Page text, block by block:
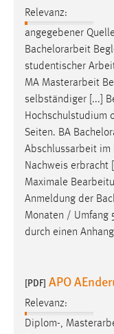
Relevanz:
angegebener
Bachelorarbeit
studentischer
MA Masterarbeit
selbständiger [...]
Hochschulstudium
Seiten. BA
Abschlussarbeit im
Nachweis erbracht
Maximale
Anmeldung der
Monaten / Umfang
durch einen
[PDF] APO
Relevanz:
Diplom-,